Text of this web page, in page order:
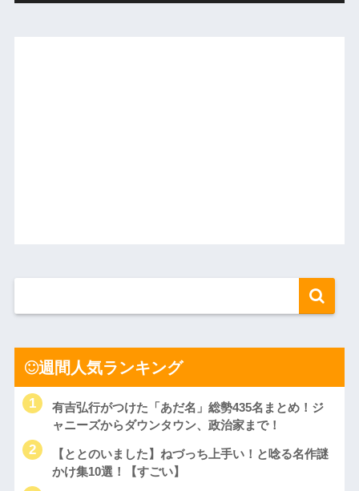
週間人気ランキング
有吉弘行がつけた「あだ名」総勢435名まとめ！ジ
ャニーズからダウンタウン、政治家まで！
【ととのいました】ねづっち上手い！と唸る名作謎
かけ集10選！【すごい】